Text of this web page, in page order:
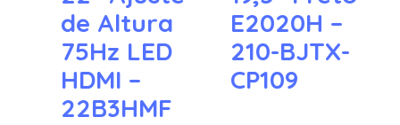
de Altura
75Hz LED
HDMI –
22B3HMF
E2020H –
210-BJTX-
CP109